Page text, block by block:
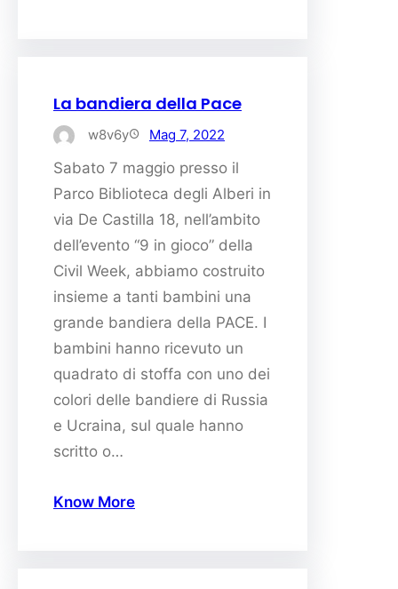
La bandiera della Pace
w8v6y Mag 7, 2022
Sabato 7 maggio presso il
Parco Biblioteca degli Alberi in
via De Castilla 18, nell’ambito
dell’evento “9 in gioco” della
Civil Week, abbiamo costruito
insieme a tanti bambini una
grande bandiera della PACE. I
bambini hanno ricevuto un
quadrato di stoffa con uno dei
colori delle bandiere di Russia
e Ucraina, sul quale hanno
scritto o…
Know More